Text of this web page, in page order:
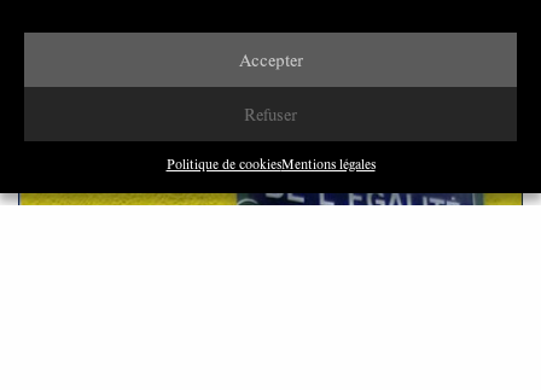
Accepter
Refuser
Politique de cookiesMentions légales
JUIN 2019 5 MINUTES